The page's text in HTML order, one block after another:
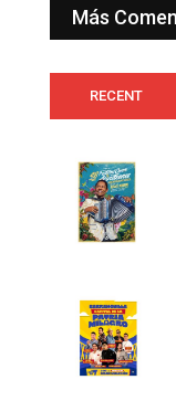
Más
RECENT